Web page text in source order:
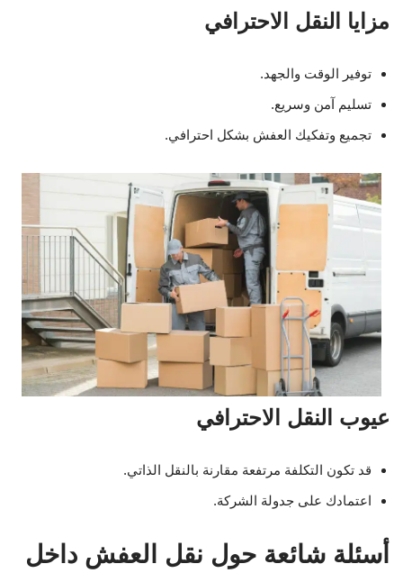
مزايا النقل الاحترافي
توفير الوقت والجهد.
تسليم آمن وسريع.
تجميع وتفكيك العفش بشكل احترافي.
عيوب النقل الاحترافي
قد تكون التكلفة مرتفعة مقارنة بالنقل الذاتي.
اعتمادك على جدولة الشركة.
أسئلة شائعة حول نقل العفش داخل